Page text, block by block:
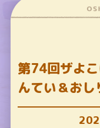
第74回ザよ
んてい＆おし